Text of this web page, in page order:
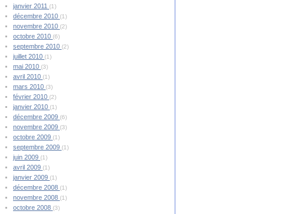
janvier 2011 (1)
décembre 2010 (1)
novembre 2010 (2)
octobre 2010 (6)
septembre 2010 (2)
juillet 2010 (1)
mai 2010 (3)
avril 2010 (1)
mars 2010 (3)
février 2010 (2)
janvier 2010 (1)
décembre 2009 (6)
novembre 2009 (3)
octobre 2009 (1)
septembre 2009 (1)
juin 2009 (1)
avril 2009 (1)
janvier 2009 (1)
décembre 2008 (1)
novembre 2008 (1)
octobre 2008 (3)